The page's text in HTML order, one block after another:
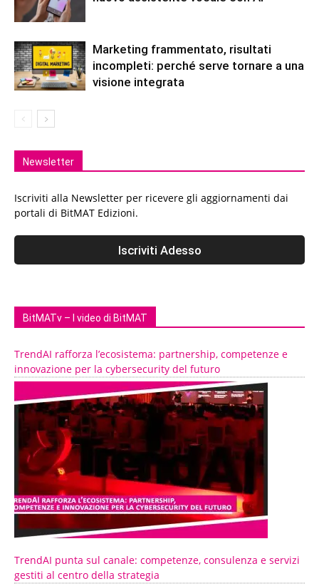
Marketing frammentato, risultati
incompleti: perché serve tornare a una
visione integrata
Newsletter
Iscriviti alla Newsletter per ricevere gli aggiornamenti dai
portali di BitMAT Edizioni.
BitMATv – I video di BitMAT
TrendAI rafforza l’ecosistema: partnership, competenze e
innovazione per la cybersecurity del futuro
TrendAI punta sul canale: competenze, consulenza e servizi
gestiti al centro della strategia